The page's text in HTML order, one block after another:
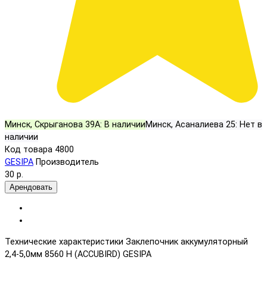
Минск, Скрыганова 39А: В наличииМинск, Асаналиева 25: Нет в
наличии
Код товара 4800
GESIPA Производитель
30 р.
Арендовать
Технические характеристики Заклепочник аккумуляторный
2,4-5,0мм 8560 Н (ACCUBIRD) GESIPA